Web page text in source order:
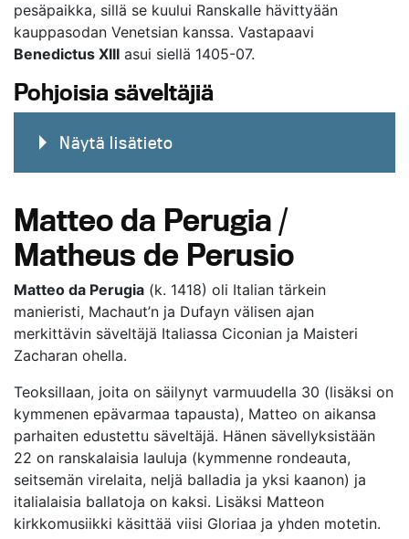
pesäpaikka, sillä se kuului Ranskalle hävittyään
kauppasodan Venetsian kanssa. Vastapaavi
Benedictus XIII asui siellä 1405-07.
Pohjoisia säveltäjiä
Näytä lisätieto
Matteo da Perugia /
Matheus de Perusio
Matteo da Perugia (k. 1418) oli Italian tärkein
manieristi, Machaut’n ja Dufayn välisen ajan
merkittävin säveltäjä Italiassa Ciconian ja Maisteri
Zacharan ohella.
Teoksillaan, joita on säilynyt varmuudella 30 (lisäksi on
kymmenen epävarmaa tapausta), Matteo on aikansa
parhaiten edustettu säveltäjä. Hänen sävellyksistään
22 on ranskalaisia lauluja (kymmenne rondeauta,
seitsemän virelaita, neljä balladia ja yksi kaanon) ja
italialaisia ballatoja on kaksi. Lisäksi Matteon
kirkkomusiikki käsittää viisi Gloriaa ja yhden motetin.